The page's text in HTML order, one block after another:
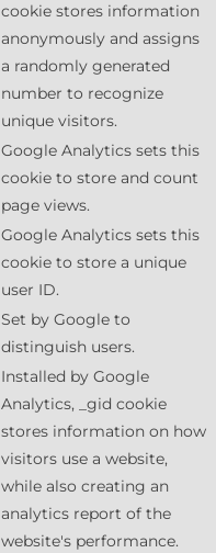
cookie stores information
anonymously and assigns
a randomly generated
number to recognize
unique visitors.
Google Analytics sets this
cookie to store and count
page views.
Google Analytics sets this
cookie to store a unique
user ID.
Set by Google to
distinguish users.
Installed by Google
Analytics, _gid cookie
stores information on how
visitors use a website,
while also creating an
analytics report of the
website's performance.